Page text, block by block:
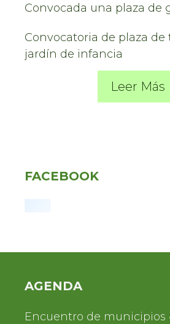
Convocada una plaza de
Convocatoria de plaza de
jardín de infancia
Leer Más
FACEBOOK
AGENDA
Encuentro de municipios